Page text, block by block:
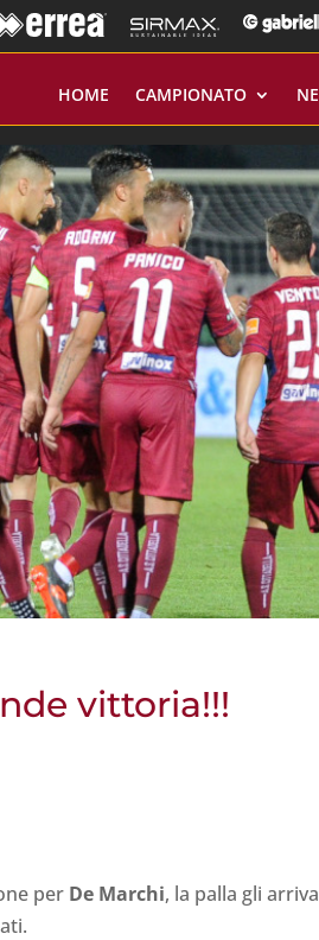
HOME CAMPIONATO
vittoria!!!
per De Marchi, la palla gli